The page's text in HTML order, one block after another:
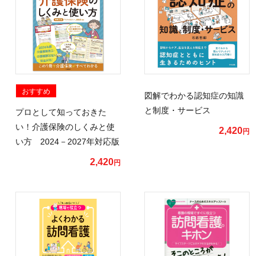
おすすめ
プロとして知っておきた
い！介護保険のしくみと使
い方 2024－2027年対応版
2,420円
図解でわかる認知症の知識
と制度・サービス
2,420円